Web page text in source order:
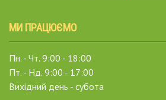
МИ ПРАЦЮЄМО
Пн. - Чт. 9:00 - 18:00
Пт. - Нд. 9:00 - 17:00
Вихідний день - субота